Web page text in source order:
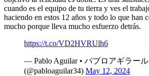
cuando es el equipo de tu tierra y ves el
haciendo en estos 12 años y todo lo que han
mucho porque lleva mucho esfuerzo detrás.
https://t.co/VD2HVRUlh6
— Pablo Aguilar • パブロアギラール
(@pabloaguilar34) May 12, 2024